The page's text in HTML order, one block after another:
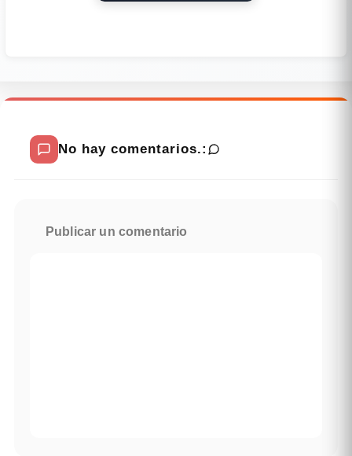
No hay comentarios.:
Publicar un comentario